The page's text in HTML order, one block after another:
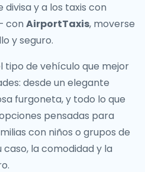
y a los taxis con
con AirportTaxis, moverse
y seguro.
tipo de vehículo que mejor
desde un elegante
furgoneta, y todo lo que
pensadas para
con niños o grupos de
caso, la comodidad y la